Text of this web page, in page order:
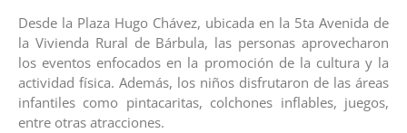
Desde la Plaza Hugo Chávez, ubicada en la 5ta Avenida de
la Vivienda Rural de Bárbula, las personas aprovecharon
los eventos enfocados en la promoción de la cultura y la
actividad física. Además, los niños disfrutaron de las áreas
infantiles como pintacaritas, colchones inflables, juegos,
entre otras atracciones.